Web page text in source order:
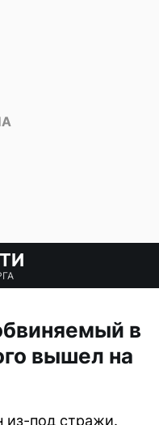
в
вышел на
из-под стражи.